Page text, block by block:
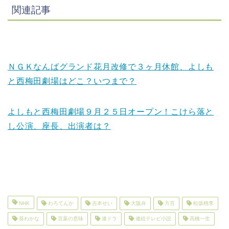
関連記事
ＮＧＫなんばグランド花月改修で３ヶ月休館、よしも
と西梅田劇場はどこ？いつまで？
よしもと西梅田劇場９月２５日オープン！こけら落と
し公演、座長、出演者は？
NHK わろてんか 吉本せい 大阪弁 方言 松坂桃李
葵わかな 言葉の意味 連ドラ 連続テレビ小説 高橋一生